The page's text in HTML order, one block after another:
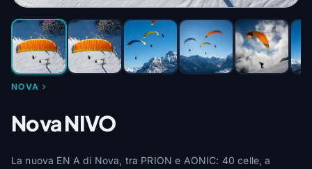
NOVA
Nova NIVO
La nuova EN A di Nova, tra PRION e AONIC: 40 celle, a